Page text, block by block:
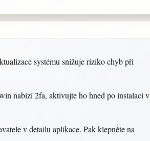
systému snižuje riziko chyb při
nabízí 2fa, aktivujte ho hned po instalaci v
v detailu aplikace. Pak klepněte na